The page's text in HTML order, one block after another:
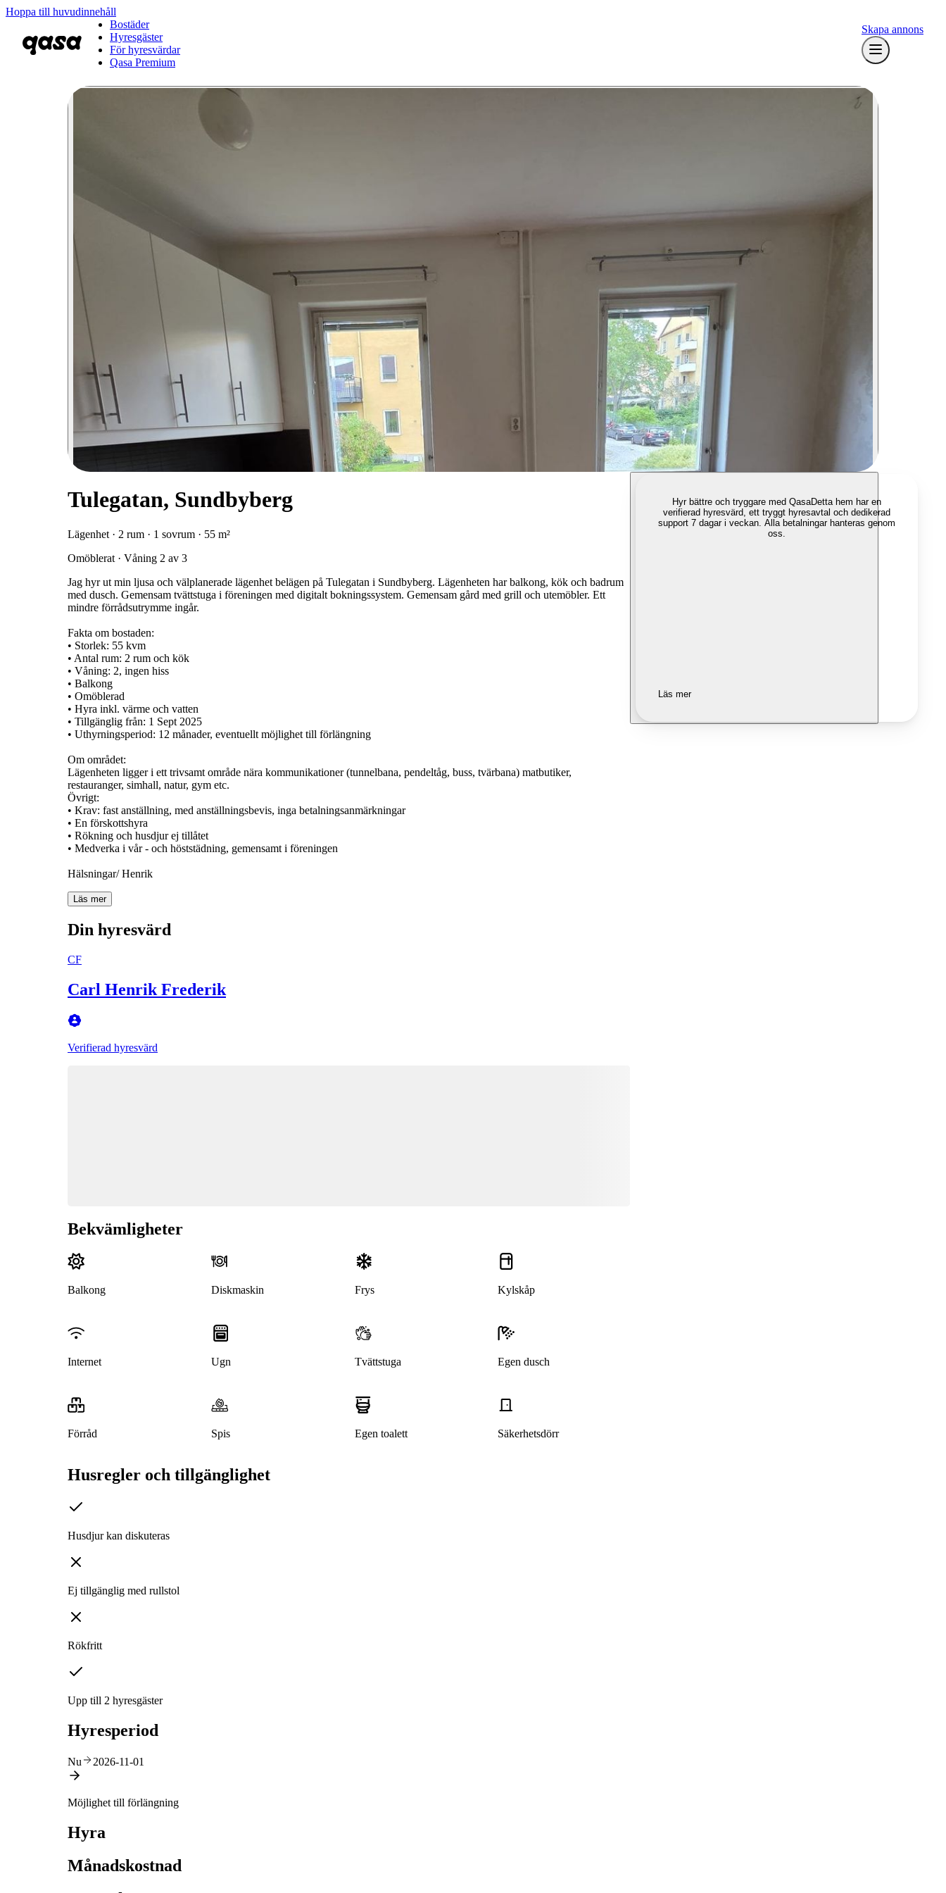
Hoppa till huvudinnehåll
Bostäder
Hyresgäster
För hyresvärdar
Qasa Premium
Skapa annons
Tulegatan, Sundbyberg
Lägenhet · 2 rum · 1 sovrum · 55 m²
Omöblerat · Våning 2 av 3
Jag hyr ut min ljusa och välplanerade lägenhet belägen på Tulegatan i Sundbyberg. Lägenheten har balkong, kök och badrum
med dusch. Gemensam tvättstuga i föreningen med digitalt bokningssystem. Gemensam gård med grill och utemöbler. Ett
mindre förrådsutrymme ingår.
Fakta om bostaden:
• Storlek: 55 kvm
• Antal rum: 2 rum och kök
• Våning: 2, ingen hiss
• Balkong
• Omöblerad
• Hyra inkl. värme och vatten
• Tillgänglig från: 1 Sept 2025
• Uthyrningsperiod: 12 månader, eventuellt möjlighet till förlängning
Om området:
Lägenheten ligger i ett trivsamt område nära kommunikationer (tunnelbana, pendeltåg, buss, tvärbana) matbutiker,
restauranger, simhall, natur, gym etc.
Övrigt:
• Krav: fast anställning, med anställningsbevis, inga betalningsanmärkningar
• En förskottshyra
• Rökning och husdjur ej tillåtet
• Medverka i vår - och höststädning, gemensamt i föreningen
Hälsningar/ Henrik
Läs mer
Din hyresvärd
CF
Carl Henrik Frederik
Verifierad hyresvärd
Bekvämligheter
Balkong Diskmaskin Frys Kylskåp
Internet Ugn Tvättstuga Egen dusch
Förråd Spis Egen toalett Säkerhetsdörr
Husregler och tillgänglighet
Husdjur kan diskuteras
Ej tillgänglig med rullstol
Rökfritt
Upp till 2 hyresgäster
Hyresperiod
Nu 2026-11-01
Möjlighet till förlängning
Hyra
Månadskostnad
Hyr bättre och tryggare med QasaDetta hem har en
verifierad hyresvärd, ett tryggt hyresavtal och dedikerad
support 7 dagar i veckan. Alla betalningar hanteras genom
oss.
Läs mer